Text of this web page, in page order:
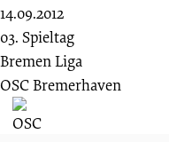
14.09.2012
03. Spieltag
Bremen Liga
OSC Bremerhaven